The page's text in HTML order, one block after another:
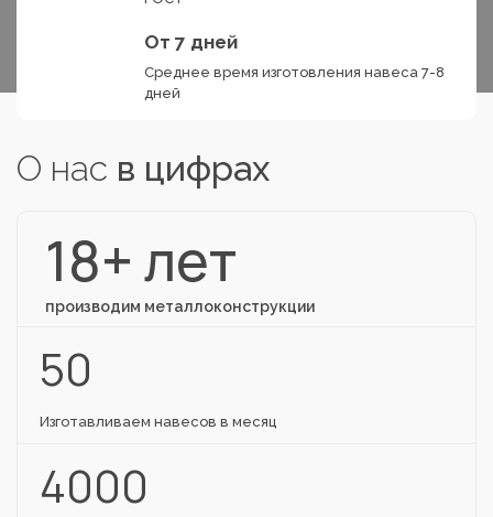
От 7 дней
Среднее время изготовления навеса 7-8
дней
О нас в цифрах
18+ лет
производим металлоконструкции
50
Изготавливаем навесов в месяц
4000